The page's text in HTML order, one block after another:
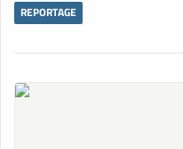
REPORTAGE